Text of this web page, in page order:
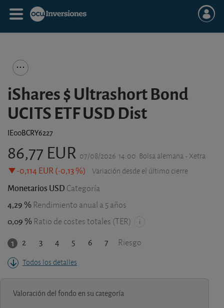
iShares $ Ultrashort Bond
UCITS ETF USD Dist
IE00BCRY6227
86,77 EUR 07/08/2026 14:00 Bolsa alemana - Xetra
-0,114 EUR (-0,13 %) Variación desde el último cierre
Monetarios USD Categoría
4,29 % Rendimiento anual a 5 años
0,09 % Ratio de costes totales (TER)
1 2 3 4 5 6 7 Riesgo
Todos los detalles
Valoración del fondo en su categoría